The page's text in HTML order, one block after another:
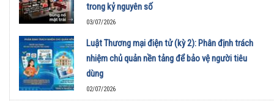
trong kỷ nguyên số
03/07/2026
Luật Thương mại điện tử (kỳ 2): Phân định trách
nhiệm chủ quản nền tảng để bảo vệ người tiêu
dùng
02/07/2026